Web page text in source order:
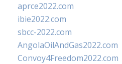
aprce2022.com
ibie2022.com
sbcc-2022.com
AngolaOilAndGas2022.com
Convoy4Freedom2022.com